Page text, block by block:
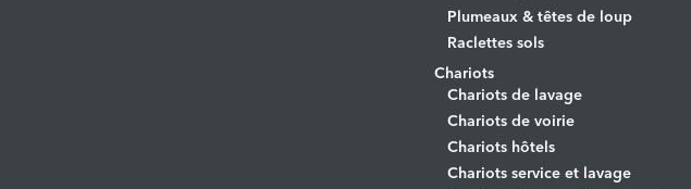
Plumeaux & têtes de loup
Raclettes sols
Chariots
Chariots de lavage
Chariots de voirie
Chariots hôtels
Chariots service et lavage